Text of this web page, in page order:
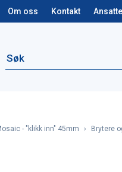
Om oss Kontakt Ansatte
- "klikk inn" 45mm › Brytere